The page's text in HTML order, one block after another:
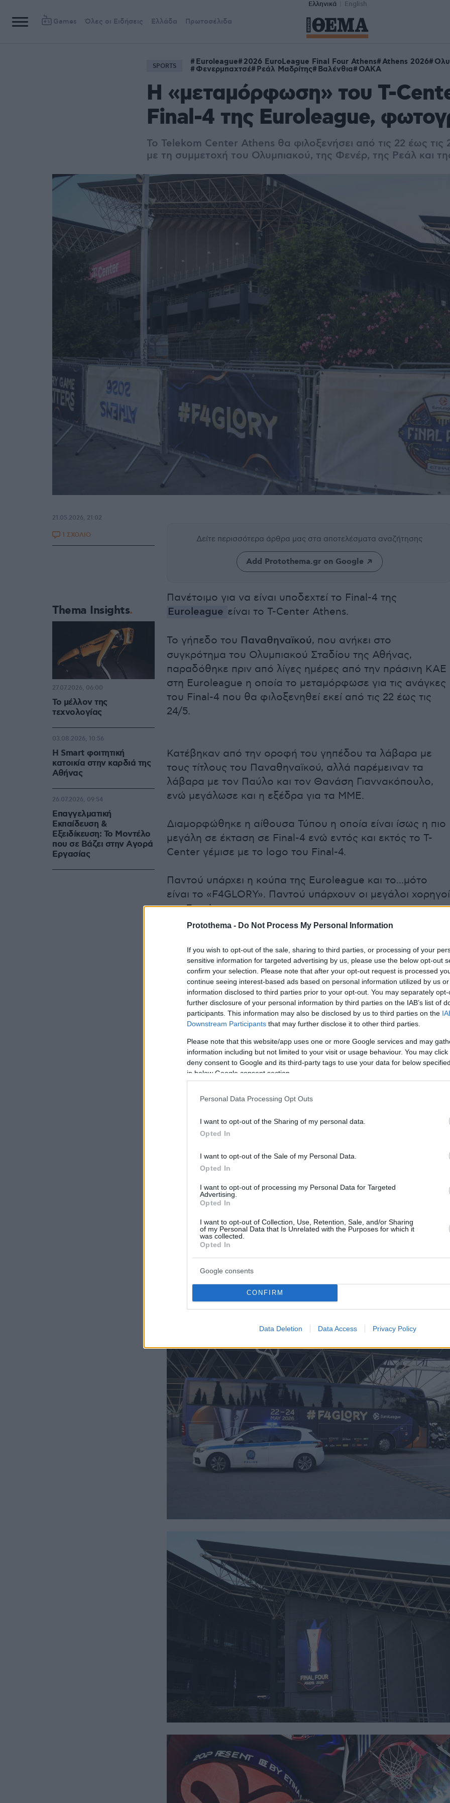
Protothema - Do Not Process My Personal Information
If you wish to opt-out of the sale, sharing to third parties, or processing of your
sensitive information for targeted advertising by us, please use the below opt-out
confirm your selection. Please note that after your opt-out request is processed
continue seeing interest-based ads based on personal information utilized by us
information disclosed to third parties prior to your opt-out. You may separately
further disclosure of your personal information by third parties on the IAB’s list of
participants. This information may also be disclosed by us to third parties on the
Downstream Participants that may further disclose it to other third parties.
Please note that this website/app uses one or more Google services and may
information including but not limited to your visit or usage behaviour. You may
deny consent to Google and its third-party tags to use your data for below
in below Google consent section.
Personal Data Processing Opt Outs
I want to opt-out of the Sharing of my personal data.
Opted In
I want to opt-out of the Sale of my Personal Data.
Opted In
I want to opt-out of processing my Personal Data for Targeted
Advertising.
Opted In
I want to opt-out of Collection, Use, Retention, Sale, and/or Sharing
of my Personal Data that Is Unrelated with the Purposes for which it
was collected.
Opted In
Google consents
CONFIRM
Data Deletion Data Access Privacy Policy
Ελληνικά English
Games Όλες οι Ειδήσεις Ελλάδα Πρωτοσέλιδα
SPORTS Euroleague 2026 EuroLeague Final Four Athens Athens 2026
Φενερμπαχτσέ Ρεάλ Μαδρίτης Βαλένθια ΟΑΚΑ
Η «μεταμόρφωση» του T-
Final-4 της Euroleague,
Το Telekom Center Athens θα φιλοξενήσει από τις 22 έως
με τη συμμετοχή του Ολυμπιακού, της Φενέρ, της Ρεάλ και
Δείτε περισσότερα άρθρα μας στα αποτελέσματα αναζήτησης
Add Protothema.gr on Google
Πανέτοιμο για να είναι υποδεχτεί το Final-4 της
Euroleague είναι το T-Center Athens.
Το γήπεδο του Παναθηναϊκού, που ανήκει στο
συγκρότημα του Ολυμπιακού Σταδίου της Αθήνας,
παραδόθηκε πριν από λίγες ημέρες από την πράσινη ΚΑΕ
στη Euroleague η οποία το μεταμόρφωσε για τις ανάγκες
του Final-4 που θα φιλοξενηθεί εκεί από τις 22 έως τις
24/5.
Κατέβηκαν από την οροφή του γηπέδου τα λάβαρα με
τους τίτλους του Παναθηναϊκού, αλλά παρέμειναν τα
λάβαρα με τον Παύλο και τον Θανάση Γιαννακόπουλο,
ενώ μεγάλωσε και η εξέδρα για τα ΜΜΕ.
Διαμορφώθηκε η αίθουσα Τύπου η οποία είναι ίσως η πιο
μεγάλη σε έκταση σε Final-4 ενώ εντός και εκτός το T-
Center γέμισε με το logo του Final-4.
Παντού υπάρχει η κούπα της Euroleague και το...μότο
είναι το «F4GLORY». Παντού υπάρχουν οι μεγάλοι χορηγοί
της Euroleague.
Θυμίζουμε την Παρασκευή (22/5) στις 18:00 θα διεξαχθεί
ο ημιτελικός της Φενέρ με τον Ολυμπιακό και στις 21:00 ο
άλλος ημιτελικός ανάμεσα στη Ρεάλ και στη Βαλένθια.
Ο τελικός είναι προγραμματισμένος για την Κυριακή
(21:00).
21.05.2026, 21:02
1 ΣΧΟΛΙΟ
Thema Insights
Το μέλλον της
τεχνολογίας
27.07.2026, 06:00
Η Smart φοιτητική
κατοικία στην καρδιά της
Αθήνας
03.08.2026, 10:56
Επαγγελματική
Εκπαίδευση &
Εξειδίκευση: Το Mοντέλο
που σε Bάζει στην Aγορά
Eργασίας
26.07.2026, 09:54